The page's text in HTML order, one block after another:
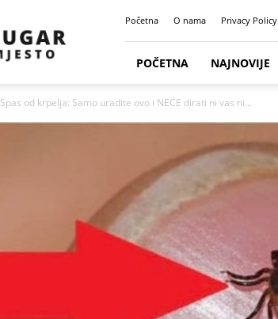
Početna O nama Privacy Policy
POČETNA NAJNOVIJE
Spas od krpelja: Samo uradite ovo i NEĆE dirati ni vas ni...